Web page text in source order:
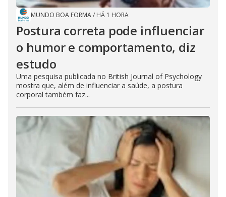
MUNDO BOA FORMA/ HÁ 1 HORA
Postura correta pode influenciar
o humor e comportamento, diz
estudo
Uma pesquisa publicada no British Journal of Psychology
mostra que, além de influenciar a saúde, a postura
corporal também faz...